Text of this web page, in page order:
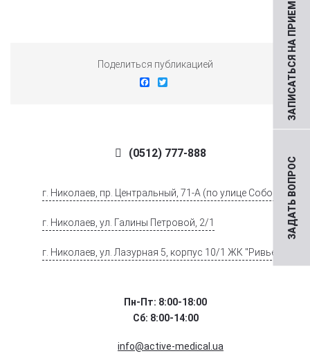
ЗАДАТЬ ВОПРОС
ЗАПИСАТЬСЯ НА ПРИЕМ
Поделиться публикацией
(0512) 777-888
г. Николаев, пр. Центральный, 71-А (по улице Соборной)
г. Николаев, ул. Галины Петровой, 2/1
г. Николаев, ул. Лазурная 5, корпус 10/1 ЖК "Ривьера".
Пн-Пт: 8:00-18:00
Сб: 8:00-14:00
info@active-medical.ua